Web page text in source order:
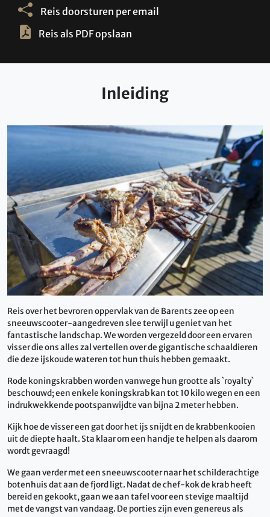
Reis doorsturen per email
Reis als PDF opslaan
Inleiding
Reis over het bevroren oppervlak van de Barents zee op een
sneeuwscooter-aangedreven slee terwijl u geniet van het
fantastische landschap.We worden vergezeld door een ervaren
visser die ons alles zal vertellen over de gigantische schaaldieren
die deze ijskoude wateren tot hun thuis hebben gemaakt.
Rode koningskrabben worden vanwege hun grootte als `royalty`
beschouwd;een enkele koningskrab kan tot 10 kilo wegen en een
indrukwekkende pootspanwijdte van bijna 2 meter hebben.
Kijk hoe de visser een gat door het ijs snijdt en de krabbenkooien
uit de diepte haalt.Sta klaar om een ​​handje te helpen als daarom
wordt gevraagd!
We gaan verder met een sneeuwscooter naar het schilderachtige
botenhuis dat aan de fjord ligt. Nadat de chef-kok de krab heeft
bereid en gekookt, gaan we aan tafel voor een stevige maaltijd
met de vangst van vandaag. De porties zijn even genereus als